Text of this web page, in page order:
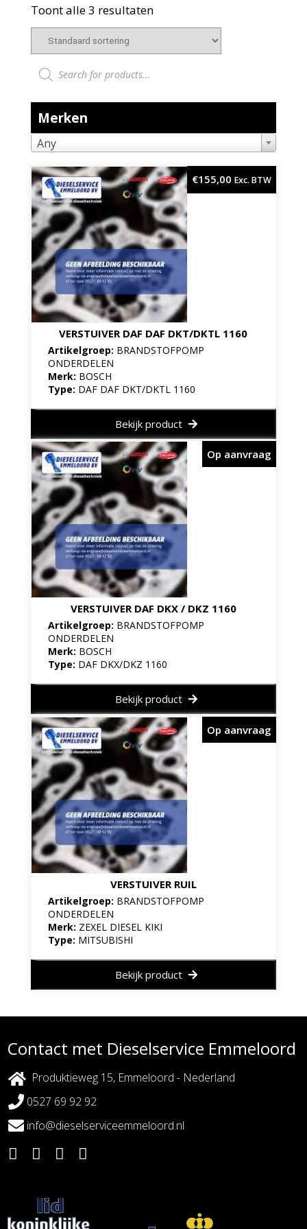
Toont alle 3 resultaten
Producten zoeken
Merken
Any
VERSTUIVER DAF DAF DKT/DKTL 1160
Artikelgroep: BRANDSTOFPOMP
ONDERDELEN
Merk: BOSCH
Type: DAF DAF DKT/DKTL 1160
€155,00 Exc. BTW
Bekijk product
VERSTUIVER DAF DKX / DKZ 1160
Artikelgroep: BRANDSTOFPOMP
ONDERDELEN
Merk: BOSCH
Type: DAF DKX/DKZ 1160
Op aanvraag
Bekijk product
VERSTUIVER RUIL
Artikelgroep: BRANDSTOFPOMP
ONDERDELEN
Merk: ZEXEL DIESEL KIKI
Type: MITSUBISHI
Op aanvraag
Bekijk product
Contact met Dieselservice Emmeloord
Produktieweg 15, Emmeloord - Nederland
0527 69 92 92
info@dieselserviceemmeloord.nl